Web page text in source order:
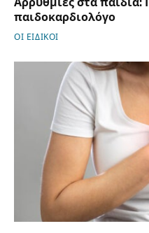
παιδοκαρδιολόγο
ΟΙ ΕΙΔΙΚΟΙ